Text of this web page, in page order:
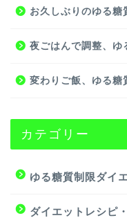
お久しぶりのゆる糖
夜ごはんで調整、ゆ
変わりご飯、ゆる糖
カテゴリー
ゆる糖質制限ダイ
ダイエットレシピ